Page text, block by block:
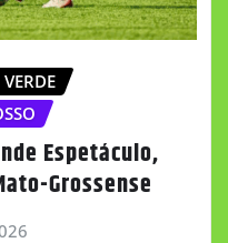
Espetáculo,
Grossense